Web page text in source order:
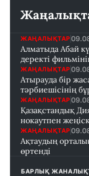
ЖАҢАЛЫҚТАР
Алматыда Абай
деректі
ЖАҢАЛЫҚТАР
Атырауда бір
тәрбиешісінің
ЖАҢАЛЫҚТАР
Қазақстандық
нокаутпен
ЖАҢАЛЫҚТАР
Ақтаудың
өртенді
БАРЛЫҚ